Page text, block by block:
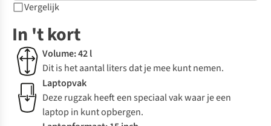
Vergelijk
In 't kort
Volume: 42 l
Dit is het aantal liters dat je mee kunt nemen.
Laptopvak
Deze rugzak heeft een speciaal vak waar je een
laptop in kunt opbergen.